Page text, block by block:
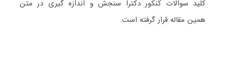
کلید سوالات کنکور دکترا سنجش و اندازه گیری در متن
همین مقاله قرار گرفته است.